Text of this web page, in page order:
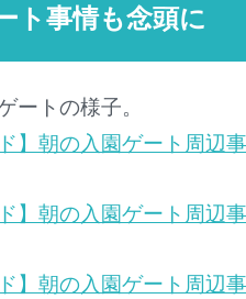
ト事情も念頭に
ートの様子。
】朝の入園ゲート周辺
】朝の入園ゲート周辺
】朝の入園ゲート周辺